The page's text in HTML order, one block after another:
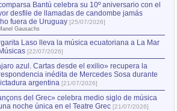
Bantú celebra su 10º aniversario con el
desfile de llamadas de candombe jamás
fuera de Uruguay [25/07/2026]
Gausachs
Laso lleva la música ecuatoriana a La Mar
[22/07/2026]
azul. Cartas desde el exilio» recupera la
inédita de Mercedes Sosa durante
argentina [21/07/2026]
del Grec» celebra medio siglo de música
noche única en el Teatre Grec [21/07/2026]